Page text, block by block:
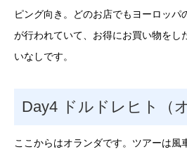
ピング向き。どのお店でもヨーロッパ
が行われていて、お得にお買い物をし
いなしです。
Day4 ドルドレヒト（
ここからはオランダです。ツアーは風